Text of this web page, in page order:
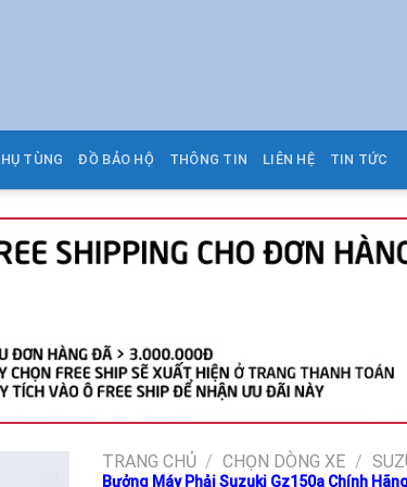
TÙNG ĐỒ BẢO HỘ THÔNG TIN LIÊN HỆ TIN TỨC
TRANG CHỦ / CHỌN DÒNG XE /
Bưởng Máy Phải Suzuki Gz150a Chính